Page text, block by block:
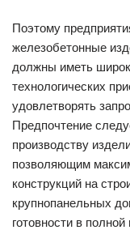
Поэтому
железобетонные
должны иметь
технологических
удовлетворять
Предпочтение
производству
позволяющим
конструкций на
крупнопанельных
готовности в